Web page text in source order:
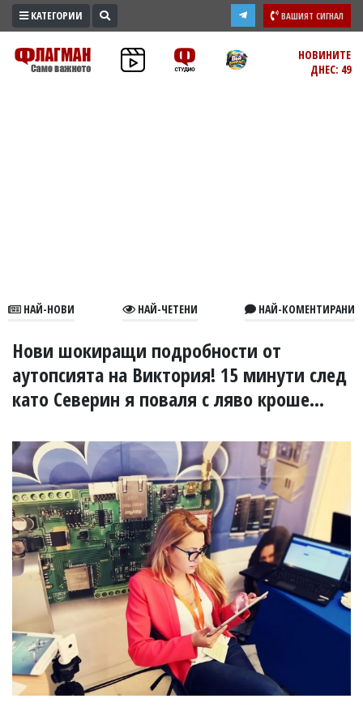
ПРОМО
ЗОНА
В
УКРАЙНА
СПОРТ
БИЗНЕС
ЮГ
Управители:
Веселин
Василев,
email:
v.vasilev@flagman.bg
Касабова,
k.kassabova@flagman.bg
Главен
редактор:
Иван
Колев,
email:
КАТЕГОРИИ ВАШИЯТ СИГНАЛ
НОВИНИТЕ
ДНЕС: 49
НАЙ-НОВИ НАЙ-ЧЕТЕНИ НАЙ-КОМЕНТИРАНИ
Нови шокиращи подробности от
аутопсията на Виктория! 15 минути след
като Северин я поваля с ляво кроше...